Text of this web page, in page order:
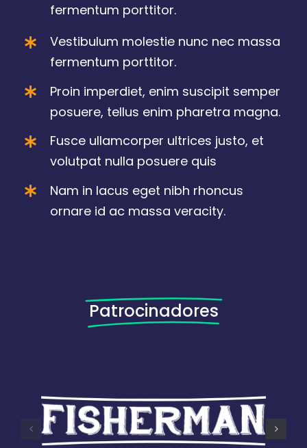
fermentum porttitor.
Vestibulum molestie nunc nec massa
fermentum porttitor.
Proin imperdiet, enim suscipit semper
posuere, tellus enim pharetra magna.
Fusce ullamcorper ultrices justo, et
volutpat nulla posuere quis
Nam in lacus eget nibh rhoncus
ornare id ac massa veracity.
Patrocinadores